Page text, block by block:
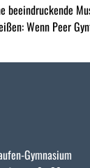
Wenn Peer
Gymnasium